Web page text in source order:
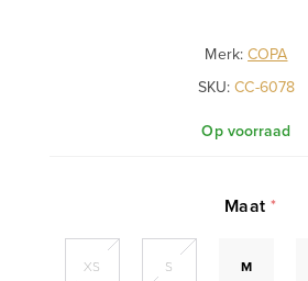
Merk: COPA
SKU: CC-6078
Op voorraad
Maat*
XS S M